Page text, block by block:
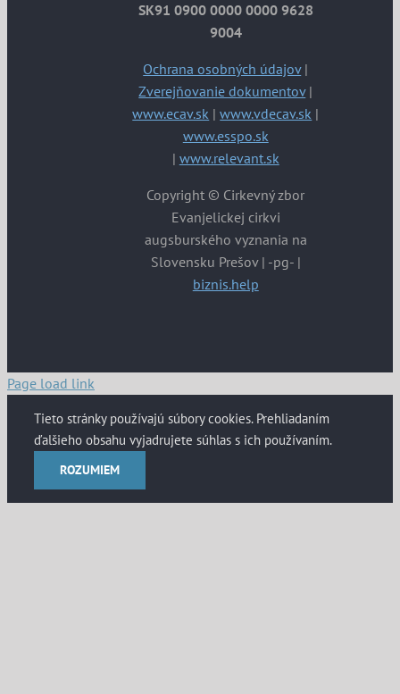
SK91 0900 0000 0000 9628
9004
Ochrana osobných údajov|
Zverejňovanie dokumentov|
www.ecav.sk |www.vdecav.sk |
www.esspo.sk
| www.relevant.sk
Copyright © Cirkevný zbor
Evanjelickej cirkvi
augsburského vyznania na
Slovensku Prešov | -pg- |
biznis.help
Page load link
Tieto stránky používajú súbory cookies. Prehliadaním
ďalšieho obsahu vyjadrujete súhlas s ich používaním.
ROZUMIEM